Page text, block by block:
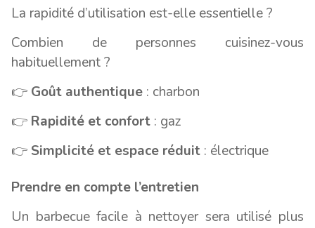
La rapidité d’utilisation est-elle essentielle ?
Combien de personnes cuisinez-vous
habituellement ?
👉 Goût authentique : charbon
👉 Rapidité et confort : gaz
👉 Simplicité et espace réduit : électrique
Prendre en compte l’entretien
Un barbecue facile à nettoyer sera utilisé plus